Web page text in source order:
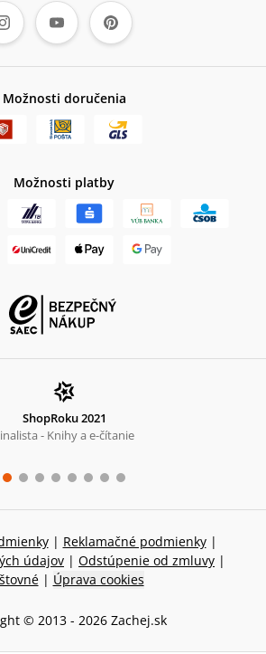
Možnosti doručenia
Možnosti platby
ShopRoku 2021
- Knihy a e-čítanie
| Reklamačné podmienky |
údajov | Odstúpenie od zmluvy |
| Úprava cookies
© 2013 - 2026 Zachej.sk